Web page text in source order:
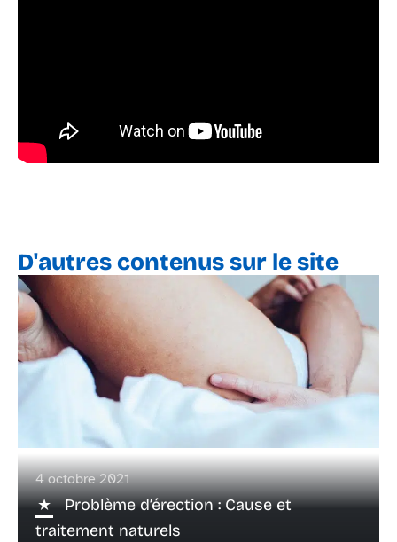
D'autres contenus sur le site
4 octobre 2021
Problème d’érection : Cause et
traitement naturels